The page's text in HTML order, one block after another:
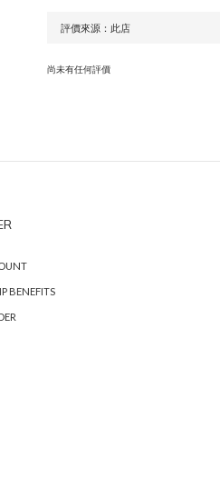
尚未有任何評價
BENEFITS